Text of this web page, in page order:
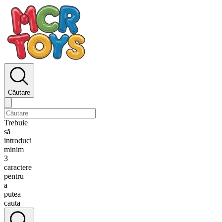
Căutare
Trebuie
să
introduci
minim
3
caractere
pentru
a
putea
cauta